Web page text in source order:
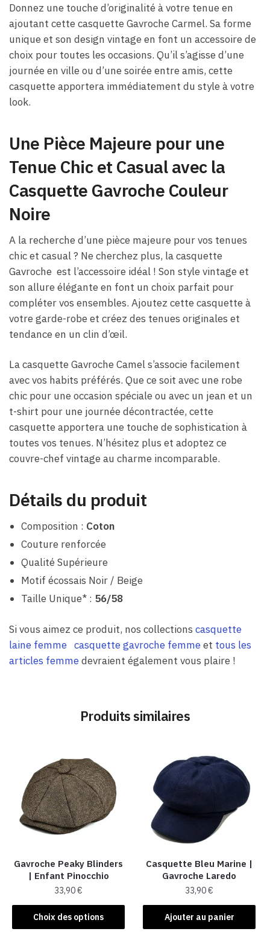
Donnez une touche d’originalité à votre tenue en
ajoutant cette casquette Gavroche Carmel. Sa forme
unique et son design vintage en font un accessoire de
choix pour toutes les occasions. Qu’il s’agisse d’une
journée en ville ou d’une soirée entre amis, cette
casquette apportera immédiatement du style à votre
look.
Une Pièce Majeure pour une
Tenue Chic et Casual avec la
Casquette Gavroche Couleur
Noire
A la recherche d’une pièce majeure pour vos tenues
chic et casual ? Ne cherchez plus, la casquette
Gavroche est l’accessoire idéal ! Son style vintage et
son allure élégante en font un choix parfait pour
compléter vos ensembles. Ajoutez cette casquette à
votre garde-robe et créez des tenues originales et
tendance en un clin d’œil.
La casquette Gavroche Camel s’associe facilement
avec vos habits préférés. Que ce soit avec une robe
chic pour une occasion spéciale ou avec un jean et un
t-shirt pour une journée décontractée, cette
casquette apportera une touche de sophistication à
toutes vos tenues. N’hésitez plus et adoptez ce
couvre-chef vintage au charme incomparable.
Détails du produit
Composition : Coton
Couture renforcée
Qualité Supérieure
Motif écossais Noir / Beige
Taille Unique* : 56/58
Si vous aimez ce produit, nos collections casquette
laine femme casquette gavroche femmeet tous les
articles femmedevraient également vous plaire !
Produits similaires
Gavroche Peaky Blinders
| Enfant Pinocchio
33,90€
Choix des options
Ce
produit
Casquette Bleu Marine |
Gavroche Laredo
33,90€
Ajouter au panier